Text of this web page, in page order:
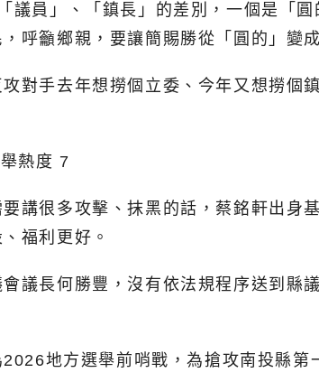
議員」、「鎮長」的差別，一個是「
呼籲鄉親，要讓簡賜勝從「圓的」變
對手去年想撈個立委、今年又想撈個
講很多攻擊、抹黑的話，蔡銘軒出身
福利更好。
議長何勝豐，沒有依法規程序送到縣
地方選舉前哨戰，為搶攻南投縣